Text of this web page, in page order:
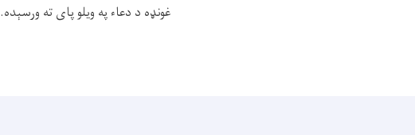
غونډه د دعاء په ویلو پای ته ورسېده.